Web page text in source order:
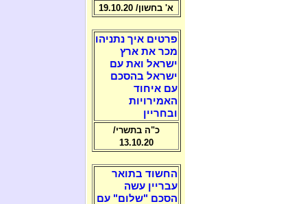
א' בחשון/ 19.10.20
פרטים איך נתניהו
מכר את ארץ
ישראל ואת עם
ישראל בהסכם
עם איחוד
האמירויות
ובחריין
כ"ה בתשרי/
13.10.20
החשוד בתואר
עבריין עשה
הסכם "שלום" עם